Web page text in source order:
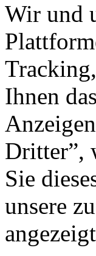
Wir und
Ihnen
Dritter”,
Sie
unsere